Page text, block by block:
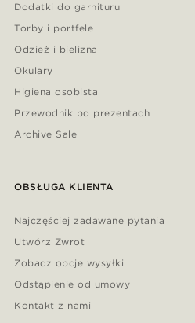
Dodatki do garnituru
Torby i portfele
Odzież i bielizna
Okulary
Higiena osobista
Przewodnik po prezentach
Archive Sale
OBSŁUGA KLIENTA
Najczęściej zadawane pytania
Utwórz Zwrot
Zobacz opcje wysyłki
Odstąpienie od umowy
Kontakt z nami